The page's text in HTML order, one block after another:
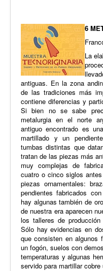
6
La
antiguas. En la zona
de las tradiciones más
contiene diferencias y
Si bien no se sabe
metalurgia en el norte
antiguo encontrado es
martillado y un
tumbas distintas que
tratan de las piezas más
muy complejas de
cuatro o cinco siglos
piezas ornamentales:
pendientes fabricados
hay algunas también de
de nuestra era aparecen
los talleres de
Sólo hay evidencias en
que consisten en algunos
un fogón, suelos con
temperaturas y algunas
servido para martillar cobre